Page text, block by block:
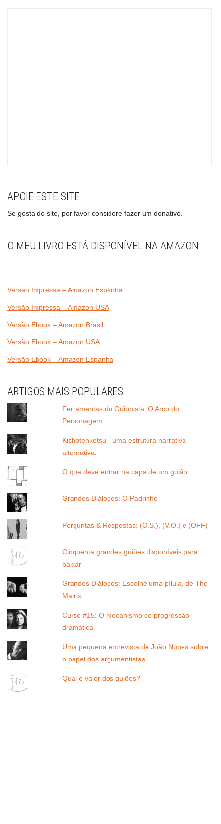
APOIE ESTE SITE
Se gosta do site, por favor considere fazer um donativo.
O MEU LIVRO ESTÁ DISPONÍVEL NA AMAZON
Versão Impressa – Amazon Espanha
Versão Impressa – Amazon USA
Versão Ebook – Amazon Brasil
Versão Ebook – Amazon USA
Versão Ebook – Amazon Espanha
ARTIGOS MAIS POPULARES
Ferramentas do Guionista: O Arco do
Personagem
Kishotenketsu - uma estrutura narrativa
alternativa.
O que deve entrar na capa de um guião
Grandes Diálogos: O Padrinho
Perguntas & Respostas: (O.S.), (V.O.) e (OFF)
Cinquenta grandes guiões disponíveis para
baixar
Grandes Diálogos: Escolhe uma pílula, de The
Matrix
Curso #15: O mecanismo de progressão
dramática
Uma pequena entrevista de João Nunes sobre
o papel dos argumentistas
Qual o valor dos guiões?